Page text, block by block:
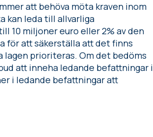
att behöva möta kraven inom
kan leda till allvarliga
10 miljoner euro eller 2% av den
för att säkerställa att det finns
prioriteras. Om det bedöms
att inneha ledande befattningar i
i ledande befattningar att